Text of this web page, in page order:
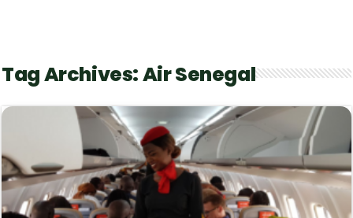
Tag Archives:Air Senegal